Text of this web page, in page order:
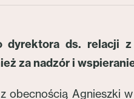
ds. relacji z
za nadzór i
obecnością Agnieszki